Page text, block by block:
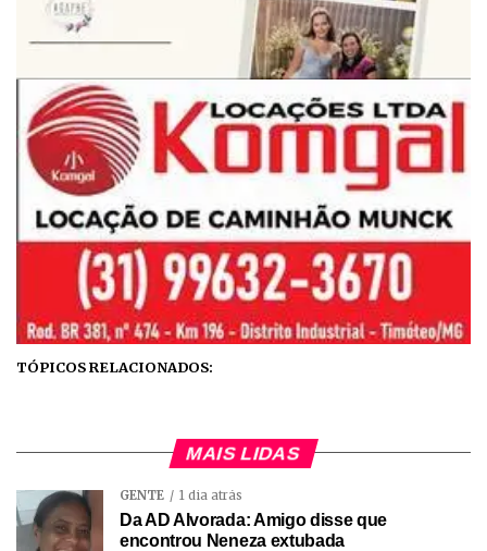
TÓPICOS RELACIONADOS:
MAIS LIDAS
GENTE 1 dia atrás
Da AD Alvorada: Amigo disse que
encontrou Neneza extubada